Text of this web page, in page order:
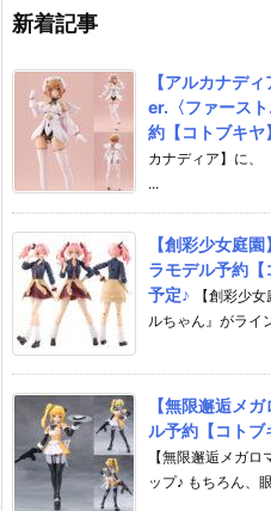
新着記事
【アルカナデ
er.〈ファース
約【コトブキ
カナディア】に、
...
【創彩少女庭
ラモデル予約
予定♪
【創彩少
ルちゃん』がライ
【無限邂逅メ
ル予約【コト
【無限邂逅メガ
ップ♪ もちろん、